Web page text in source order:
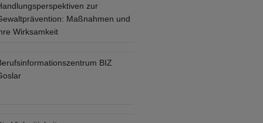
zur
Maßnahmen und
Wirksamkeit
BIZ